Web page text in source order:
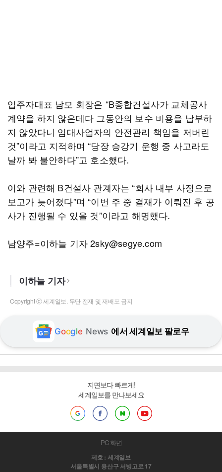
입주자대표 남모 회장은 “B종합건설사가 교체공사
계약을 하지 않은데다 그동안의 보수 비용을 납부하
지 않았다니 임대사업자의 안전관리 책임을 저버린
것”이라고 지적하며 “당장 승강기 운행 중 사고라도
날까 봐 불안하다”고 호소했다.
이와 관련해 B건설사 관계자는 “회사 내부 사정으로
보고가 늦어졌다”며 “이번 주 중 결재가 이뤄진 후 공
사가 진행될 수 있을 것”이라고 해명했다.
남양주=이하늘 기자 2sky@segye.com
이하늘 기자
Copyright ⓒ 세계일보. 무단 전재 및 재배포 금지
Google News 에서 세계일보 팔로우
지면보다 빠르게!
세계일보를 만나보세요
PC 화면
제호 : 세계일보
서울특별시 용산구 서빙고로 17